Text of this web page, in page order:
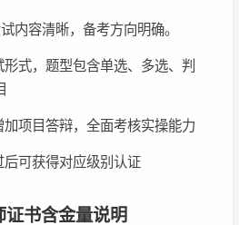
内容清晰，备考方向明确。
式，题型包含单选、多选、判
项目答辩，全面考核实操能力
可获得对应级别认证
书含金量说明